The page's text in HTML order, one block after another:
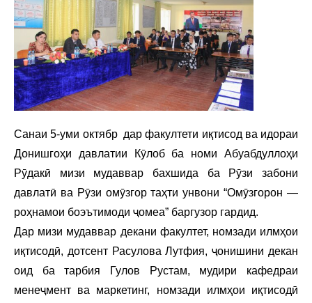
Санаи 5-уми октябр дар факултети иқтисод ва идораи
Донишгоҳи давлатии Кӯлоб ба номи Абуабдуллоҳи
Рӯдакӣ мизи мудаввар бахшида ба Рӯзи забони
давлатӣ ва Рӯзи омӯзгор таҳти унвони “Омӯзгорон —
роҳнамои боэътимоди ҷомеа” баргузор гардид.
Дар мизи мудаввар декани факултет, номзади илмҳои
иқтисодӣ, дотсент Расулова Лутфия, ҷонишини декан
оид ба тарбия Гулов Рустам, мудири кафедраи
менеҷмент ва маркетинг, номзади илмҳои иқтисодӣ